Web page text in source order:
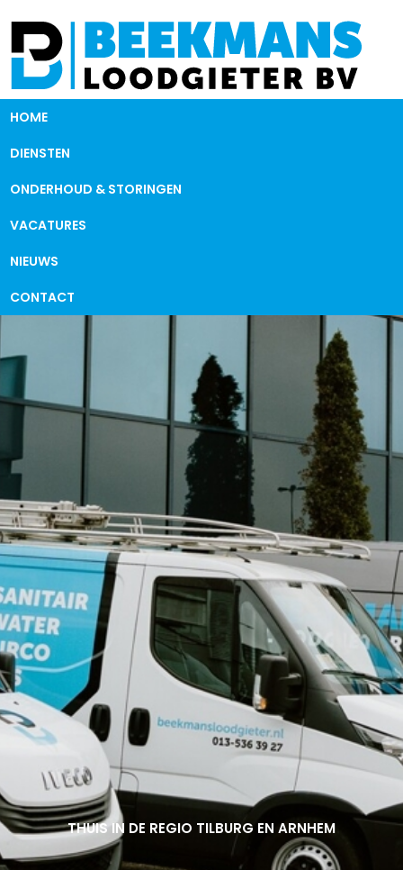
HOME
DIENSTEN
ONDERHOUD & STORINGEN
VACATURES
NIEUWS
CONTACT
THUIS IN DE REGIO TILBURG EN ARNHEM
THUIS IN DE REGIO TILBURG EN ARNHEM
THUIS IN DE REGIO TILBURG EN ARNHEM